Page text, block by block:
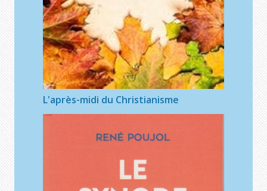
L'après-midi du Christianisme